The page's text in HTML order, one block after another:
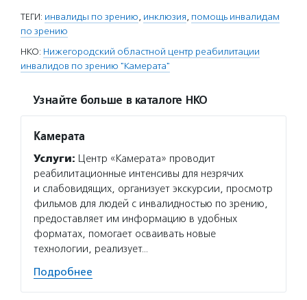
ТЕГИ: инвалиды по зрению, инклюзия, помощь инвалидам
по зрению
НКО: Нижегородский областной центр реабилитации
инвалидов по зрению "Камерата"
Узнайте больше в каталоге НКО
Камерата
Услуги: Центр «Камерата» проводит
реабилитационные интенсивы для незрячих
и слабовидящих, организует экскурсии, просмотр
фильмов для людей с инвалидностью по зрению,
предоставляет им информацию в удобных
форматах, помогает осваивать новые
технологии, реализует…
Подробнее